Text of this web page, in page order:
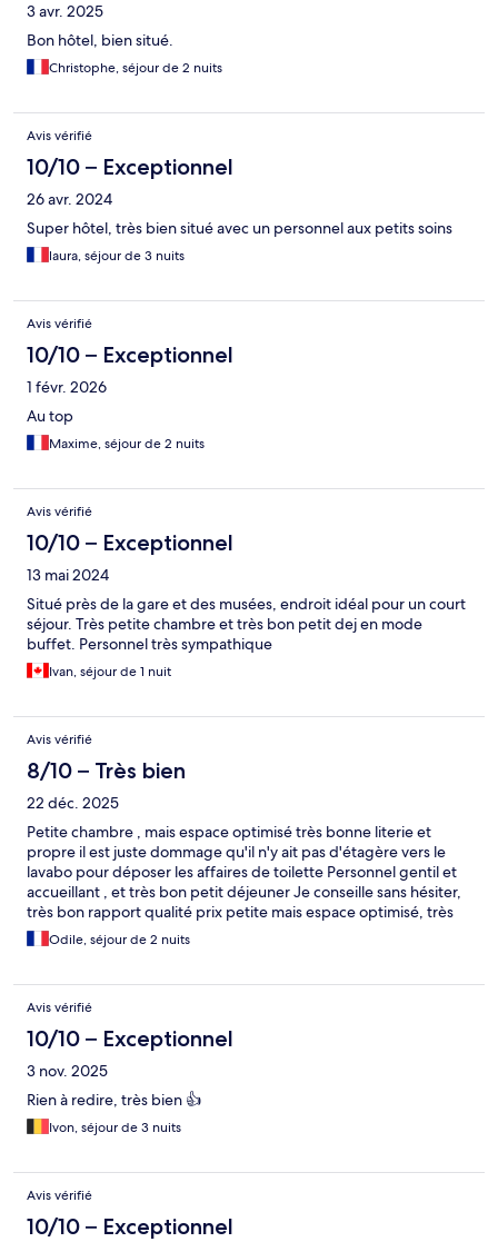
3 avr. 2025
Bon hôtel, bien situé.
Christophe, séjour de 2 nuits
Avis vérifié
10/10 – Exceptionnel
26 avr. 2024
Super hôtel, très bien situé avec un personnel aux petits soins
laura, séjour de 3 nuits
Avis vérifié
10/10 – Exceptionnel
1 févr. 2026
Au top
Maxime, séjour de 2 nuits
Avis vérifié
10/10 – Exceptionnel
13 mai 2024
Situé près de la gare et des musées, endroit idéal pour un court
séjour. Très petite chambre et très bon petit dej en mode
buffet. Personnel très sympathique
Ivan, séjour de 1 nuit
Avis vérifié
8/10 – Très bien
22 déc. 2025
Petite chambre , mais espace optimisé très bonne literie et
propre il est juste dommage qu'il n'y ait pas d'étagère vers le
lavabo pour déposer les affaires de toilette Personnel gentil et
accueillant , et très bon petit déjeuner Je conseille sans hésiter,
très bon rapport qualité prix petite mais espace optimisé, très
bonne literie, et propre,
Odile, séjour de 2 nuits
Avis vérifié
10/10 – Exceptionnel
3 nov. 2025
Rien à redire, très bien 👍
Ivon, séjour de 3 nuits
Avis vérifié
10/10 – Exceptionnel